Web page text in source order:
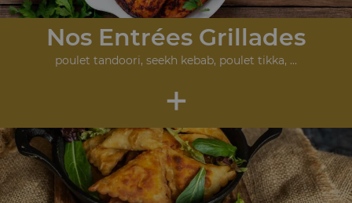
Nos Entrées Grillades
poulet tandoori, seekh kebab, poulet tikka, ...
+